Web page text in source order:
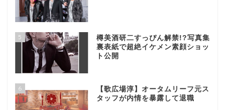
5
樽美酒研二すっぴん解禁!?写真集
裏表紙で超絶イケメン素顔ショッ
ト公開
6
【歌広場淳】オータムリーフ元ス
タッフが内情を暴露して退職